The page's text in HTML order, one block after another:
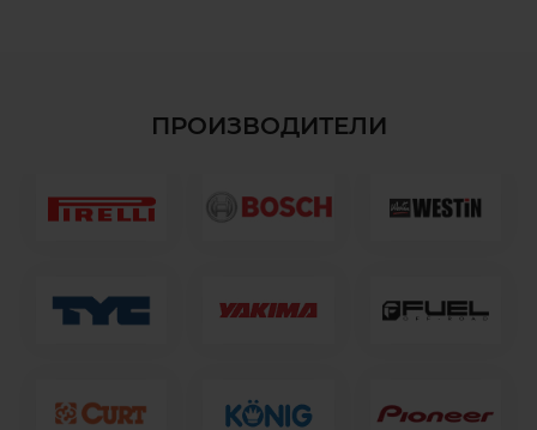
ПРОИЗВОДИТЕЛИ